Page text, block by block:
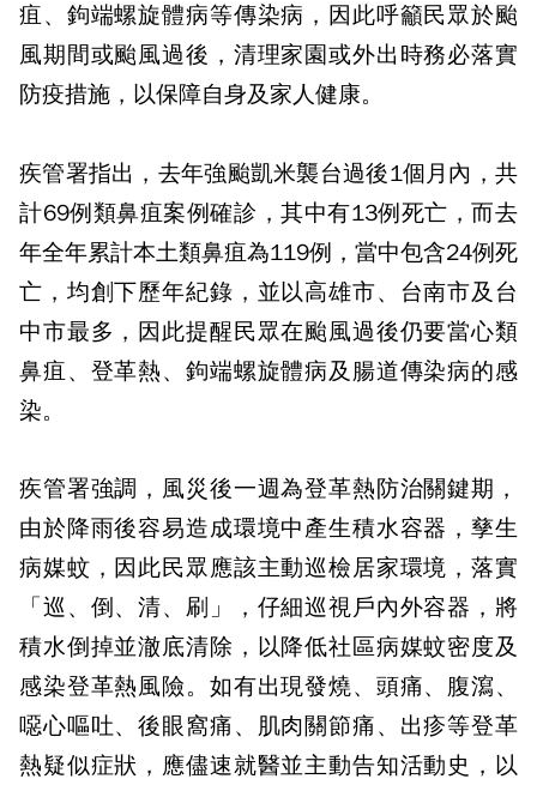
疽、鉤端螺旋體病等傳染病，因此呼籲民眾於颱
風期間或颱風過後，清理家園或外出時務必落實
防疫措施，以保障自身及家人健康。
疾管署指出，去年強颱凱米襲台過後1個月內，共
計69例類鼻疽案例確診，其中有13例死亡，而去
年全年累計本土類鼻疽為119例，當中包含24例死
亡，均創下歷年紀錄，並以高雄市、台南市及台
中市最多，因此提醒民眾在颱風過後仍要當心類
鼻疽、登革熱、鉤端螺旋體病及腸道傳染病的感
染。
疾管署強調，風災後一週為登革熱防治關鍵期，
由於降雨後容易造成環境中產生積水容器，孳生
病媒蚊，因此民眾應該主動巡檢居家環境，落實
「巡、倒、清、刷」，仔細巡視戶內外容器，將
積水倒掉並澈底清除，以降低社區病媒蚊密度及
感染登革熱風險。如有出現發燒、頭痛、腹瀉、
噁心嘔吐、後眼窩痛、肌肉關節痛、出疹等登革
熱疑似症狀，應儘速就醫並主動告知活動史，以